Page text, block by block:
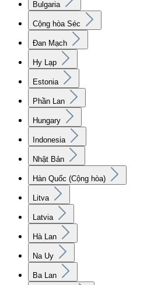
Bulgaria
Cộng hòa Séc
Đan Mạch
Hy Lạp
Estonia
Phần Lan
Hungary
Indonesia
Nhật Bản
Hàn Quốc (Cộng hòa)
Litva
Latvia
Hà Lan
Na Uy
Ba Lan